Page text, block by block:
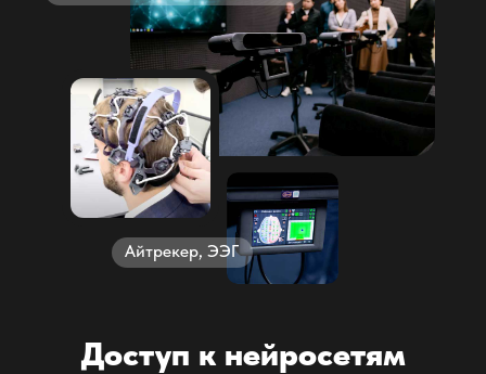
Айтрекер, ЭЭГ
Доступ к нейросетям